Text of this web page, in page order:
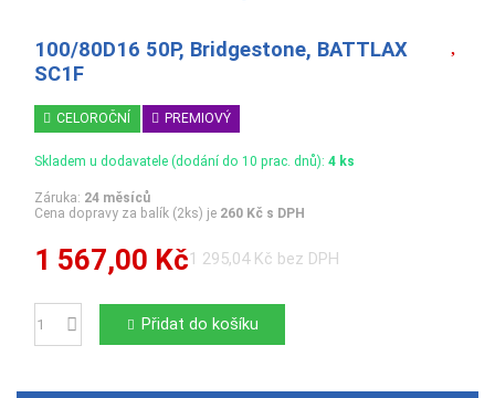
100/80D16 50P, Bridgestone, BATTLAX
SC1F
CELOROČNÍ PREMIOVÝ
Skladem u dodavatele (dodání do 10 prac. dnů):4 ks
Záruka: 24 měsíců
Cena dopravy za balík (2ks) je 260 Kč s DPH
1 567,00 Kč1 295,04 Kč bez DPH
Počet Přidat do košíku